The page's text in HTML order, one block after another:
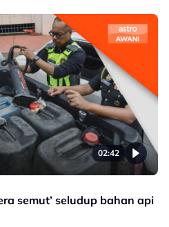
02:42
semut’ seludup bahan api